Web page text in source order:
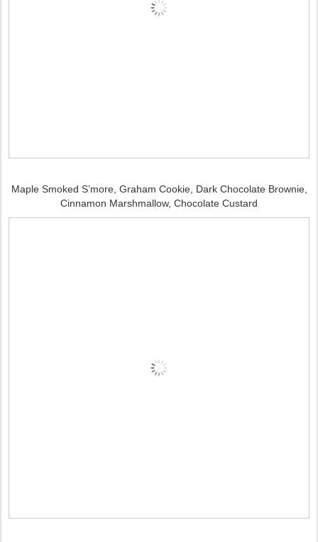
Maple Smoked S’more, Graham Cookie, Dark Chocolate Brownie,
Cinnamon Marshmallow, Chocolate Custard